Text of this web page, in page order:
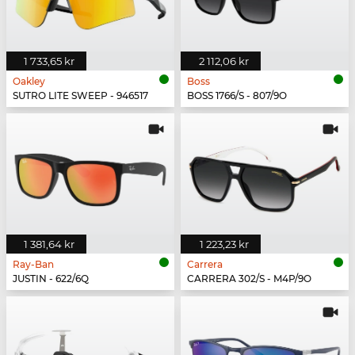
1 733,65 kr
Oakley
SUTRO LITE SWEEP - 946517
2 112,06 kr
Boss
BOSS 1766/S - 807/9O
1 381,64 kr
Ray-Ban
JUSTIN - 622/6Q
1 223,23 kr
Carrera
CARRERA 302/S - M4P/9O